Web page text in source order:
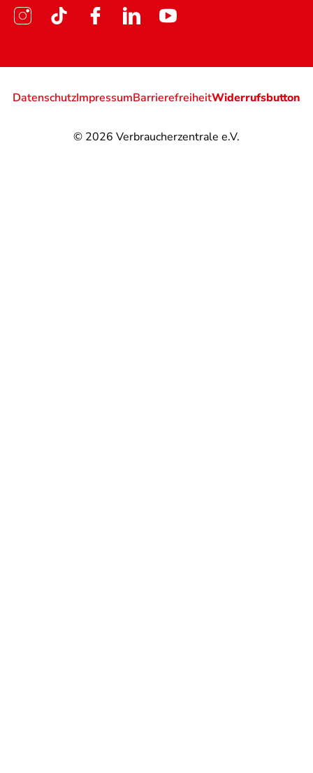
© 2026 Verbraucherzentrale e.V.
DatenschutzImpressumBarrierefreiheitWiderrufsbutton